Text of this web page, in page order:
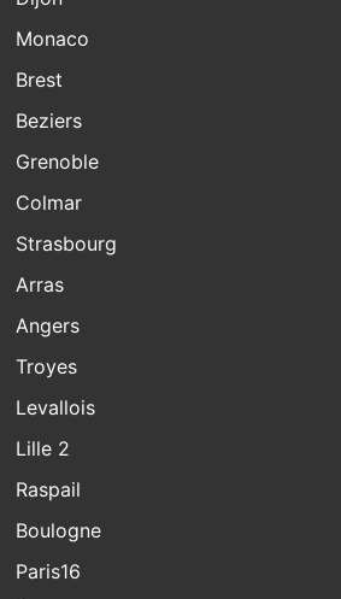
Monaco
Brest
Beziers
Grenoble
Colmar
Strasbourg
Arras
Angers
Troyes
Levallois
Lille 2
Raspail
Boulogne
Paris16